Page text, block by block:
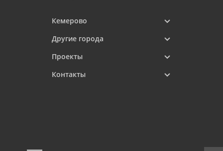
Кемерово
Другие города
Проекты
Контакты